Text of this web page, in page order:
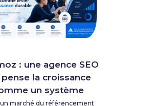
: une agence SEO
la croissance
un système
marché du référencement